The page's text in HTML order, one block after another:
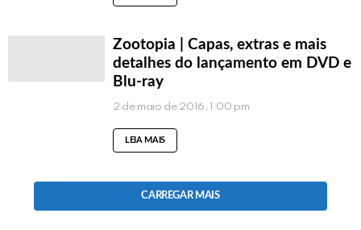
Zootopia | Capas, extras e mais
detalhes do lançamento em DVD e
Blu-ray
2 de maio de 2016, 1:00 pm
LEIA MAIS
CARREGAR MAIS